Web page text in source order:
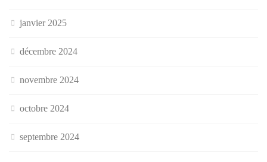
janvier 2025
décembre 2024
novembre 2024
octobre 2024
septembre 2024